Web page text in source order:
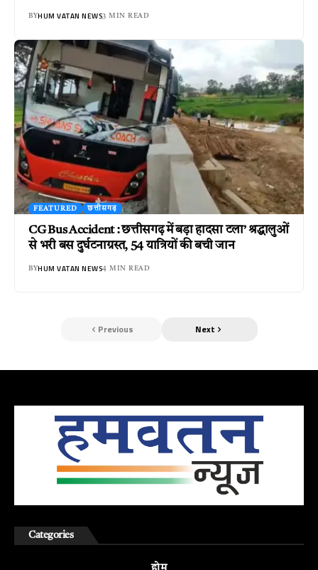
BYHUM VATAN NEWS3 MIN READ
FEATURED छत्तीसगढ़
CG Bus Accident : छत्तीसगढ़ में बड़ा हादसा टला’ श्रद्धालुओं
से भरी बस दुर्घटनाग्रस्त, 54 यात्रियों की बची जान
BYHUM VATAN NEWS4 MIN READ
Previous Next
Categories